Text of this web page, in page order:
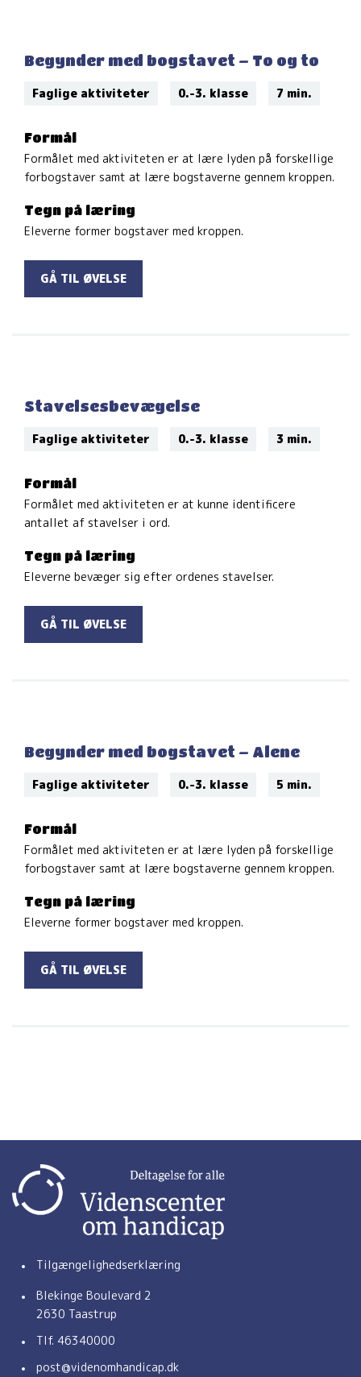
Begynder med bogstavet – To og to
Faglige aktiviteter 0.-3. klasse 7 min.
Formål
Formålet med aktiviteten er at lære lyden på forskellige
forbogstaver samt at lære bogstaverne gennem kroppen.
Tegn på læring
Eleverne former bogstaver med kroppen.
GÅ TIL ØVELSE
Stavelsesbevægelse
Faglige aktiviteter 0.-3. klasse 3 min.
Formål
Formålet med aktiviteten er at kunne identificere
antallet af stavelser i ord.
Tegn på læring
Eleverne bevæger sig efter ordenes stavelser.
GÅ TIL ØVELSE
Begynder med bogstavet – Alene
Faglige aktiviteter 0.-3. klasse 5 min.
Formål
Formålet med aktiviteten er at lære lyden på forskellige
forbogstaver samt at lære bogstaverne gennem kroppen.
Tegn på læring
Eleverne former bogstaver med kroppen.
GÅ TIL ØVELSE
Tilgængelighedserklæring
Blekinge Boulevard 2
2630 Taastrup
Tlf. 46340000
post@videnomhandicap.dk(åbner e-mail-applikation)